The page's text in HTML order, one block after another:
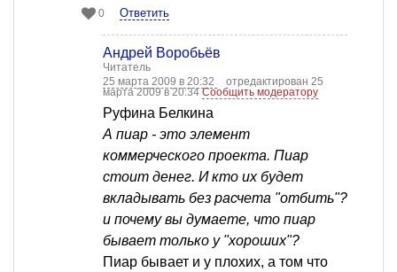
0 Ответить
Андрей Воробьёв
Читатель
25 марта 2009 в 20:32
отредактирован 25
марта 2009 в 20:34Сообщить модератору
Руфина Белкина
А пиар - это элемент
коммерческого проекта. Пиар
стоит денег. И кто их будет
вкладывать без расчета "отбить"?
и почему вы думаете, что пиар
бывает только у "хороших"?
Пиар бывает и у плохих, а том что